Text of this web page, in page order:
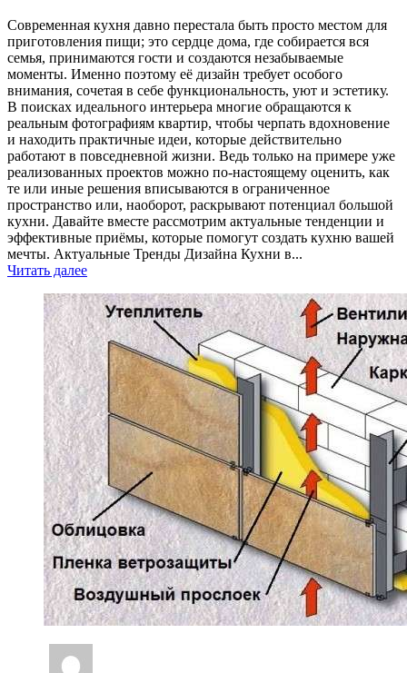
Современная кухня давно перестала быть просто местом для
приготовления пищи; это сердце дома, где собирается вся
семья, принимаются гости и создаются незабываемые
моменты. Именно поэтому её дизайн требует особого
внимания, сочетая в себе функциональность, уют и эстетику.
В поисках идеального интерьера многие обращаются к
реальным фотографиям квартир, чтобы черпать вдохновение
и находить практичные идеи, которые действительно
работают в повседневной жизни. Ведь только на примере уже
реализованных проектов можно по-настоящему оценить, как
те или иные решения вписываются в ограниченное
пространство или, наоборот, раскрывают потенциал большой
кухни. Давайте вместе рассмотрим актуальные тенденции и
эффективные приёмы, которые помогут создать кухню вашей
мечты. Актуальные Тренды Дизайна Кухни в...
Читать далее